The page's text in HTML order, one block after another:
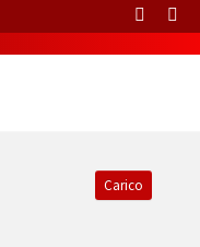
Carico